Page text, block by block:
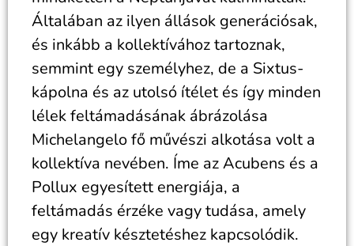
Általában az ilyen állások generációsak,
és inkább a kollektívához tartoznak,
semmint egy személyhez, de a Sixtus-
kápolna és az utolsó ítélet és így minden
lélek feltámadásának ábrázolása
Michelangelo fő művészi alkotása volt a
kollektíva nevében. Íme az Acubens és a
Pollux egyesített energiája, a
feltámadás érzéke vagy tudása, amely
egy kreatív késztetéshez kapcsolódik.